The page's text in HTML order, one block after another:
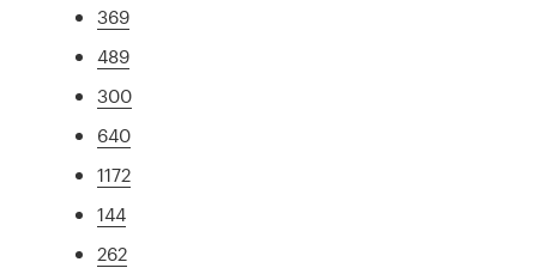
369
489
300
640
1172
144
262